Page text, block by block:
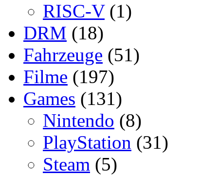
RISC-V(1)
DRM (18)
Fahrzeuge (51)
Filme (197)
Games (131)
Nintendo (8)
PlayStation (31)
Steam (5)